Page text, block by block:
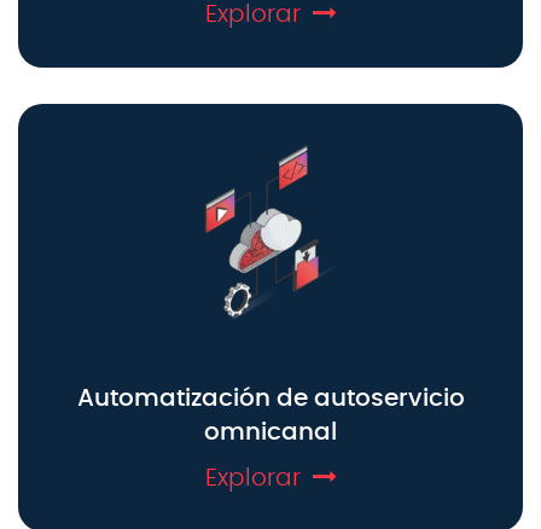
Explorar
Automatización de autoservicio
omnicanal
Explorar